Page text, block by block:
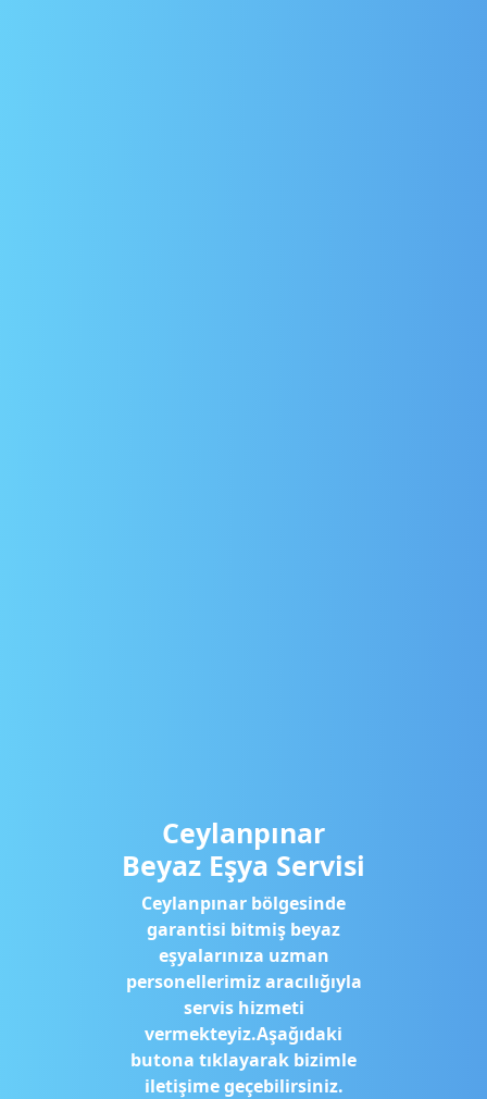
Ceylanpınar
Beyaz Eşya Servisi
Ceylanpınar bölgesinde
garantisi bitmiş beyaz
eşyalarınıza uzman
personellerimiz aracılığıyla
servis hizmeti
vermekteyiz.Aşağıdaki
butona tıklayarak bizimle
iletişime geçebilirsiniz.